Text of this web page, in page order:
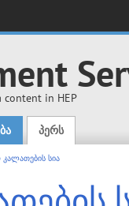
content in HEP
პერს
კალათების სია